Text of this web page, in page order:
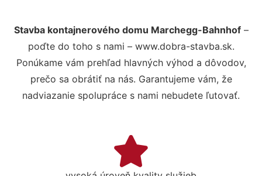
Stavba kontajnerového domu Marchegg-Bahnhof–
poďte do toho s nami – www.dobra-stavba.sk.
Ponúkame vám prehľad hlavných výhod a dôvodov,
prečo sa obrátiť na nás. Garantujeme vám, že
nadviazanie spolupráce s nami nebudete ľutovať.